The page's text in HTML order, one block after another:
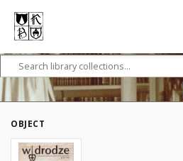
OBJECT